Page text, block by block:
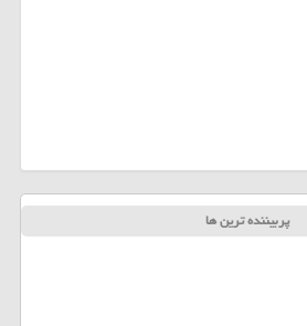
پربیننده ترین ها